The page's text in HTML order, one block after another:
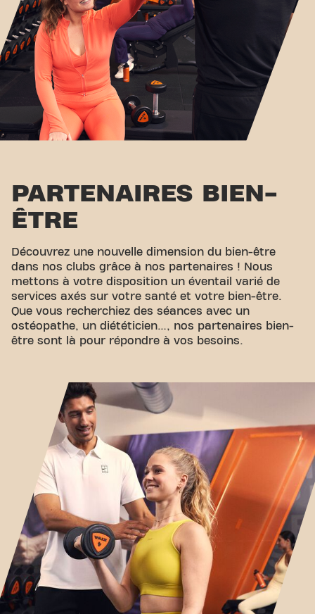
PARTENAIRES BIEN-
ÊTRE
Découvrez une nouvelle dimension du bien-être
dans nos clubs grâce à nos partenaires ! Nous
mettons à votre disposition un éventail varié de
services axés sur votre santé et votre bien-être.
Que vous recherchiez des séances avec un
ostéopathe, un diététicien…, nos partenaires bien-
être sont là pour répondre à vos besoins.